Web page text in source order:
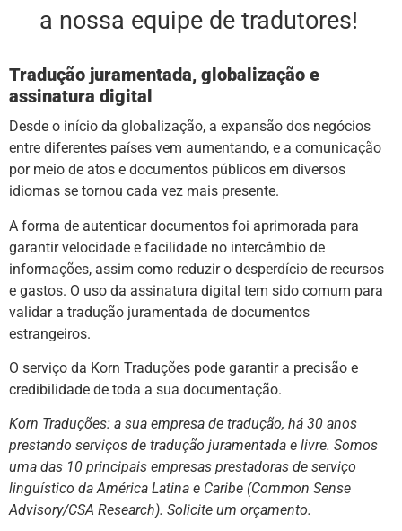
a nossa equipe de tradutores!
Tradução juramentada, globalização e
assinatura digital
Desde o início da globalização, a expansão dos negócios
entre diferentes países vem aumentando, e a comunicação
por meio de atos e documentos públicos em diversos
idiomas se tornou cada vez mais presente.
A forma de autenticar documentos foi aprimorada para
garantir velocidade e facilidade no intercâmbio de
informações, assim como reduzir o desperdício de recursos
e gastos. O uso da assinatura digital tem sido comum para
validar a tradução juramentada de documentos
estrangeiros.
O serviço da Korn Traduções pode garantir a precisão e
credibilidade de toda a sua documentação.
Korn Traduções: a sua empresa de tradução, há 30 anos
prestando serviços de tradução juramentada e livre. Somos
uma das 10 principais empresas prestadoras de serviço
linguístico da América Latina e Caribe (Common Sense
Advisory/CSA Research). Solicite um orçamento.